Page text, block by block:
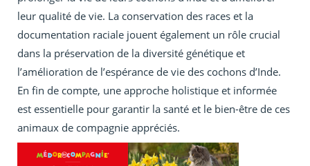
leur qualité de vie. La conservation des races et la
documentation raciale jouent également un rôle crucial
dans la préservation de la diversité génétique et
l’amélioration de l’espérance de vie des cochons d’Inde.
En fin de compte, une approche holistique et informée
est essentielle pour garantir la santé et le bien-être de ces
animaux de compagnie appréciés.